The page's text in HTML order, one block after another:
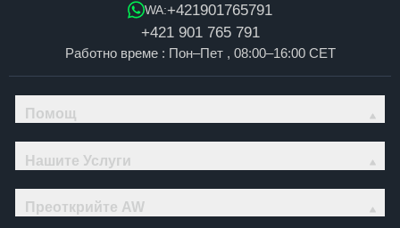
WA:+421901765791
+421 901 765 791
Работно време : Пон–Пет , 08:00–16:00 CET
Помощ
Нашите Услуги
Преоткрийте AW